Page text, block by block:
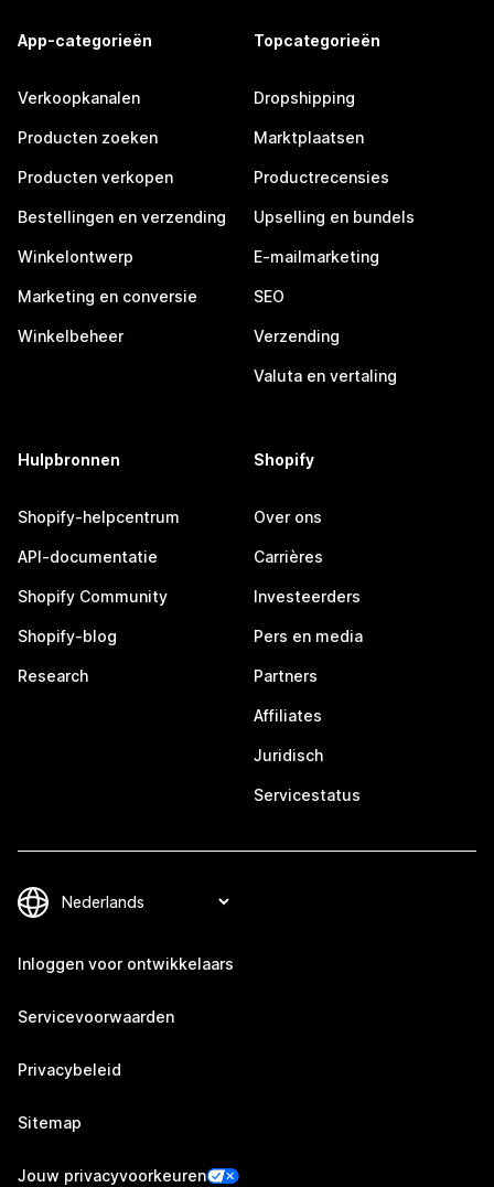
App-categorieën
Verkoopkanalen
Producten zoeken
Producten verkopen
Bestellingen en verzending
Winkelontwerp
Marketing en conversie
Winkelbeheer
Topcategorieën
Dropshipping
Marktplaatsen
Productrecensies
Upselling en bundels
E-mailmarketing
SEO
Verzending
Valuta en vertaling
Hulpbronnen
Shopify-helpcentrum
API-documentatie
Shopify Community
Shopify-blog
Research
Shopify
Over ons
Carrières
Investeerders
Pers en media
Partners
Affiliates
Juridisch
Servicestatus
Inloggen voor ontwikkelaars
Servicevoorwaarden
Privacybeleid
Sitemap
Jouw privacyvoorkeuren